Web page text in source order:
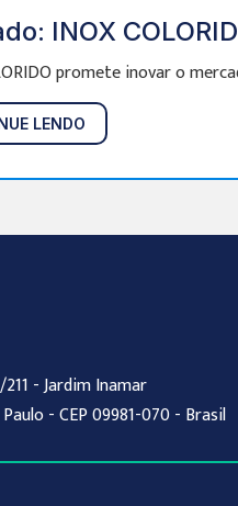
INOX
promete inovar o
LENDO
211 - Jardim Inamar
- CEP 09981-070 - Brasil